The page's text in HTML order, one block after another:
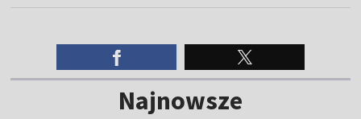
Najnowsze